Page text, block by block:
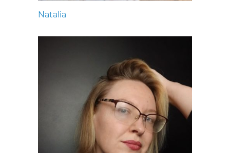
Natalia